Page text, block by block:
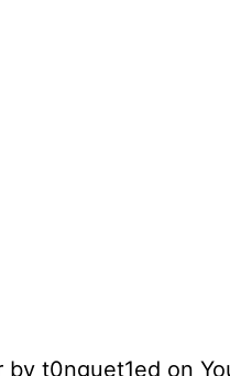
by t0nguet1ed on